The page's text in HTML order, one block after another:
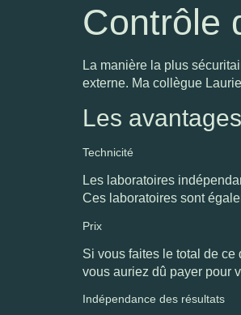
Contrôle
La manière la plus
externe. Ma collègue
Les avantages
Technicité
Les laboratoires
Ces laboratoires sont
Prix
Si vous faites le total de ce
vous auriez dû payer pour
Indépendance des résultats